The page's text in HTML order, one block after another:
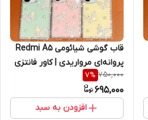
قاب گوشی شیائومی Redmi A5
پروانه‌ای مرواریدی | کاور فانتزی
نگین‌دار با فریم کروم (نقد و
اقساط) ردمی آ5
750,000
7%
695,000
افزودن به سبد